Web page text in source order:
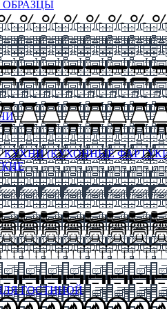
(КУХОННЫЕ
ГОСТИНОЙ